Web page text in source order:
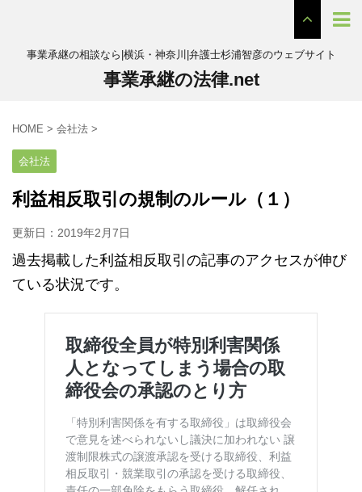
事業承継の相談なら|横浜・神奈川|弁護士杉浦智彦のウェブサイト
事業承継の法律.net
HOME > 会社法 >
会社法
利益相反取引の規制のルール（１）
更新日： 2019年2月7日
過去掲載した利益相反取引の記事のアクセスが伸び
ている状況です。